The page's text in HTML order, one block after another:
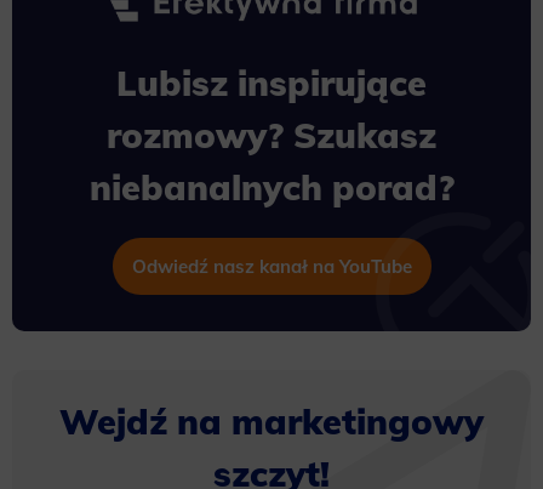
Lubisz inspirujące
rozmowy? Szukasz
niebanalnych porad?
Odwiedź nasz kanał na YouTube
Wejdź na marketingowy
szczyt!